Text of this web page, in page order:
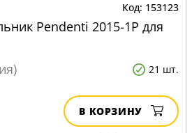
153123
Pendenti 2015-1P для
21 шт.
В КОРЗИНУ